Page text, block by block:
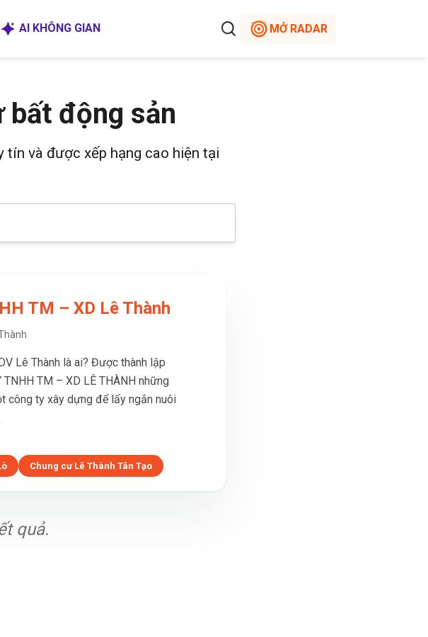
AI KHÔNG GIAN MỞ RADAR
bất động sản
và được xếp hạng cao hiện tại
TM – XD Lê Thành
Lê Thành là ai? Được thành lập
TNHH TM – XD LÊ THÀNH những
công ty xây dựng để lấy ngắn nuôi
Chung cư Lê Thành Tân Tạo
quả.